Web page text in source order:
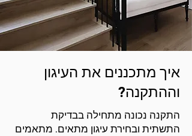
איך מתכננים את העיגון
וההתקנה?
התקנה נכונה מתחילה בבדיקת
התשתית ובחירת עיגון מתאים. מתאמים